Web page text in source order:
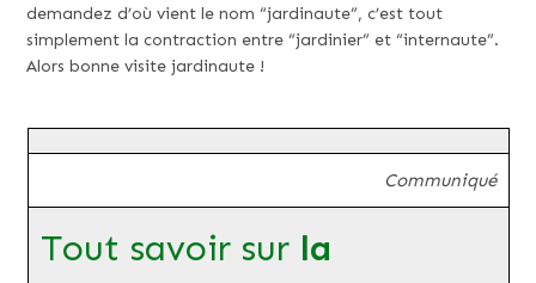
demandez d’où vient le nom “jardinaute”, c’est tout
simplement la contraction entre “jardinier” et “internaute”.
Alors bonne visite jardinaute !
Communiqué
Tout savoir sur la